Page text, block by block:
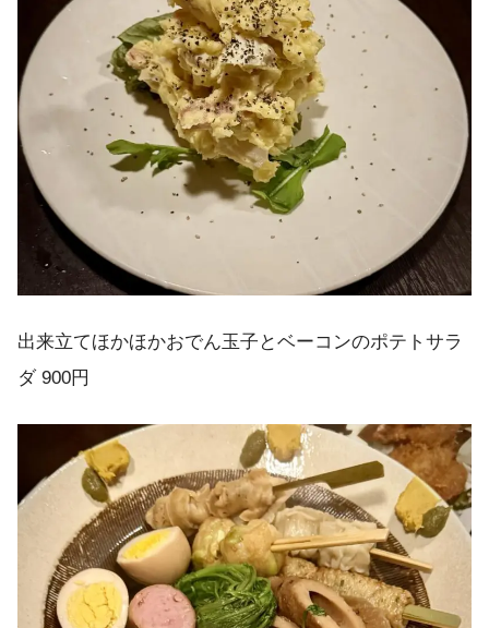
出来立てほかほかおでん玉子とベーコンのポテトサラ
ダ 900円